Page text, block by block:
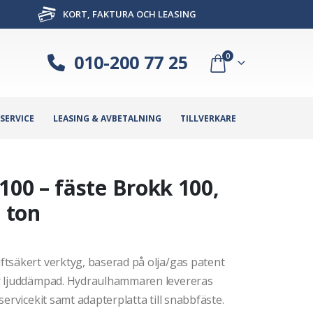
KORT, FAKTURA OCH LEASING
010-200 77 25 0
LEASING & AVBETALNING TILLVERKARE
– fäste Brokk 100,
ton
verktyg, baserad på olja/gas patent
Hydraulhammaren levereras
samt adapterplatta till snabbfäste.